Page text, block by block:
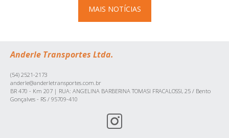
MAIS NOTÍCIAS
Anderle Transportes Ltda.
(54) 2521-2173
anderle@anderletransportes.com.br
BR 470 - Km 207 | RUA: ANGELINA BARBERINA TOMASI FRACALOSSI, 25 / Bento
Gonçalves - RS / 95709-410